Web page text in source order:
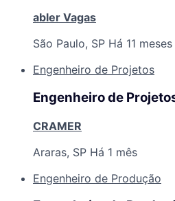
abler Vagas
São Paulo, SP Há 11 meses
Engenheiro de Projetos
Engenheiro de
CRAMER
Araras, SP Há 1 mês
Engenheiro de Produção